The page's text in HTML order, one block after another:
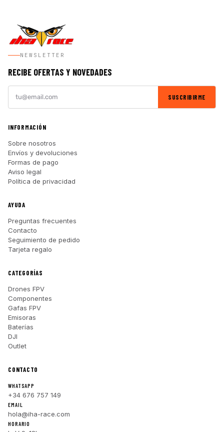
NEWSLETTER
RECIBE OFERTAS Y NOVEDADES
SUSCRIBIRME
INFORMACIÓN
Sobre nosotros
Envíos y devoluciones
Formas de pago
Aviso legal
Política de privacidad
AYUDA
Preguntas frecuentes
Contacto
Seguimiento de pedido
Tarjeta regalo
CATEGORÍAS
Drones FPV
Componentes
Gafas FPV
Emisoras
Baterías
DJI
Outlet
CONTACTO
WHATSAPP
+34 676 757 149
EMAIL
hola@iha-race.com
HORARIO